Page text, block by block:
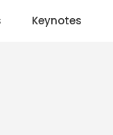
Keynotes